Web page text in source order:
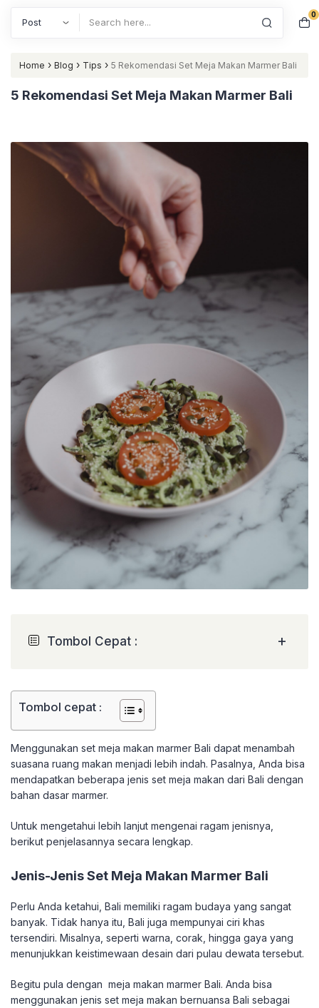
0
Home › Blog › Tips › 5 Rekomendasi Set Meja Makan Marmer Bali
5 Rekomendasi Set Meja Makan Marmer Bali
Tombol Cepat : +
Tombol cepat :
Menggunakan set meja makan marmer Bali dapat menambah
suasana ruang makan menjadi lebih indah. Pasalnya, Anda bisa
mendapatkan beberapa jenis set meja makan dari Bali dengan
bahan dasar marmer.
Untuk mengetahui lebih lanjut mengenai ragam jenisnya,
berikut penjelasannya secara lengkap.
Jenis-Jenis Set Meja Makan Marmer Bali
Perlu Anda ketahui, Bali memiliki ragam budaya yang sangat
banyak. Tidak hanya itu, Bali juga mempunyai ciri khas
tersendiri. Misalnya, seperti warna, corak, hingga gaya yang
menunjukkan keistimewaan desain dari pulau dewata tersebut.
Begitu pula dengan meja makan marmer Bali. Anda bisa
menggunakan jenis set meja makan bernuansa Bali sebagai